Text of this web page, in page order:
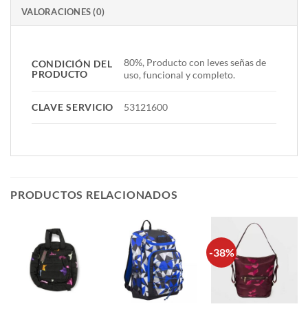
VALORACIONES (0)
CONDICIÓN DEL
PRODUCTO
80%, Producto con leves señas de
uso, funcional y completo.
CLAVE SERVICIO 53121600
PRODUCTOS RELACIONADOS
-38%